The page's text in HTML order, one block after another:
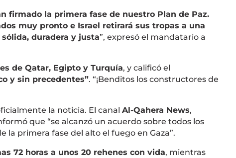
firmado la primera fase de nuestro Plan de Paz.
muy pronto e Israel retirará sus tropas a una
duradera y justa”, expresó el mandatario a
de Qatar, Egipto y Turquía, y calificó el
y sin precedentes”. “¡Benditos los constructores de
la noticia. El canal Al-Qahera News,
que “se alcanzó un acuerdo sobre todos los
primera fase del alto el fuego en Gaza”.
72 horas a unos 20 rehenes con vida, mientras